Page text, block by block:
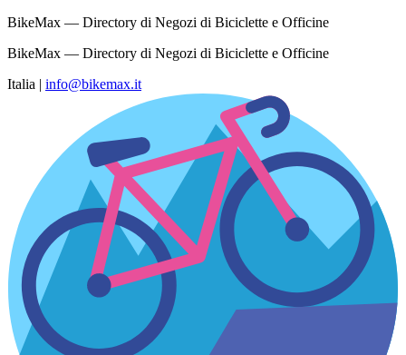
BikeMax — Directory di Negozi di Biciclette e Officine
BikeMax — Directory di Negozi di Biciclette e Officine
Italia | info@bikemax.it